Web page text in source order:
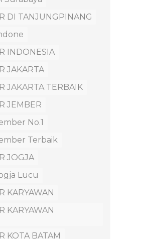
DI TANJUNGPINANG
INDONESIA
JAKARTA
JAKARTA TERBAIK
JEMBER
No.1
Terbaik
JOGJA
Lucu
KARYAWAN
KARYAWAN
KOTA BATAM